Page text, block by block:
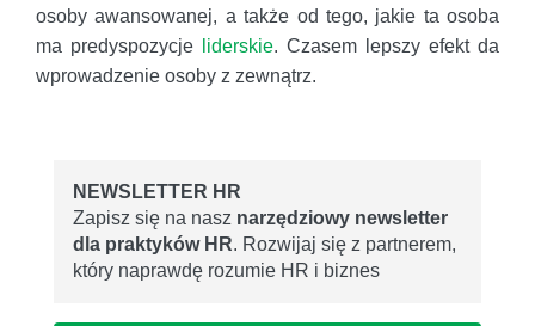
osoby awansowanej, a także od tego, jakie ta osoba
ma predyspozycje
liderskie. Czasem lepszy efekt da
wprowadzenie osoby z zewnątrz.
NEWSLETTER HR
Zapisz się na nasz narzędziowy newsletter
dla praktyków HR. Rozwijaj się z partnerem,
który naprawdę rozumie HR i biznes